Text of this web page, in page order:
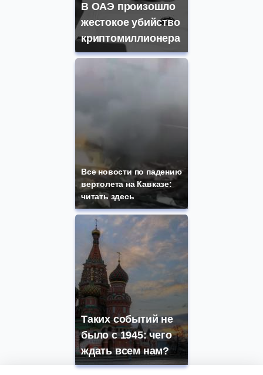
В ОАЭ произошло
жестокое убийство
криптомиллионера
Все новости по падению
вертолета на Кавказе:
читать здесь
Таких событий не
было с 1945: чего
ждать всем нам?